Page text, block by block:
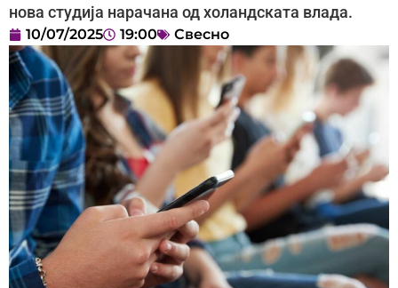
нова студија нарачана од холандската влада.
10/07/2025 19:00 Свесно